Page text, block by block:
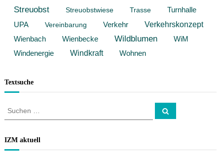
Streuobst Streuobstwiese Trasse
Turnhalle
UPA
Vereinbarung Verkehr Verkehrskonzept
Wienbach Wienbecke Wildblumen WiM
Windenergie Windkraft Wohnen
Textsuche
h
e
S
IZM aktuell